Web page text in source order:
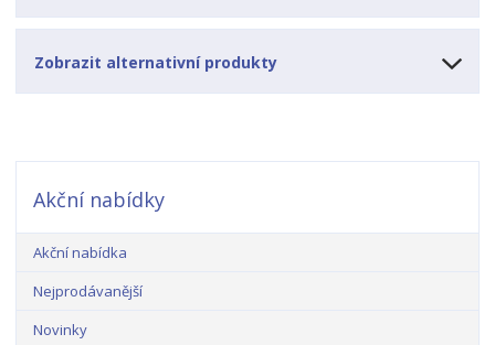
Zobrazit alternativní produkty
Akční nabídky
Akční nabídka
Nejprodávanější
Novinky